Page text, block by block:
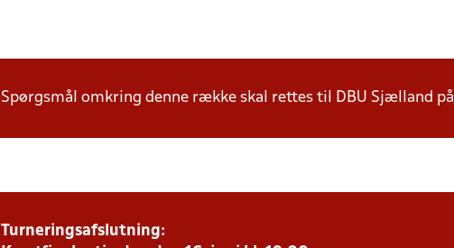
Spørgsmål omkring denne række skal rettes til DBU Sjælland på
Turneringsafslutning: